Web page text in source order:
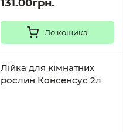
131.00грн.
До кошика
Лійка для кімнатних
рослин Консенсус 2л